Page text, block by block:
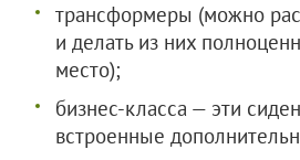
трансформеры (можно
и делать из них
место);
бизнес-класса — эти
встроенные